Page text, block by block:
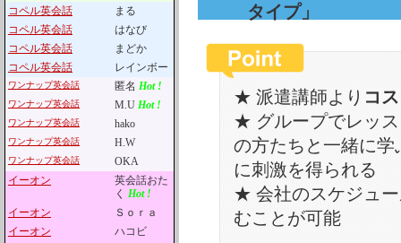
コペル英会話
まる
コペル英会話
はなび
コペル英会話
まどか
コペル英会話
レインボー
ワンナップ英会話 匿名 Hot !
ワンナップ英会話 M.U Hot !
ワンナップ英会話 hako
ワンナップ英会話 H.W
ワンナップ英会話
OKA
イーオン
英会話おた
く Hot !
イーオン
Ｓｏｒａ
イーオン
ハコビ
タイプ」
★ 派遣講師より コ
★ グループでレッ
の方たちと一緒に学
に刺激を得られる
★ 会社のスケジュ
むことが可能